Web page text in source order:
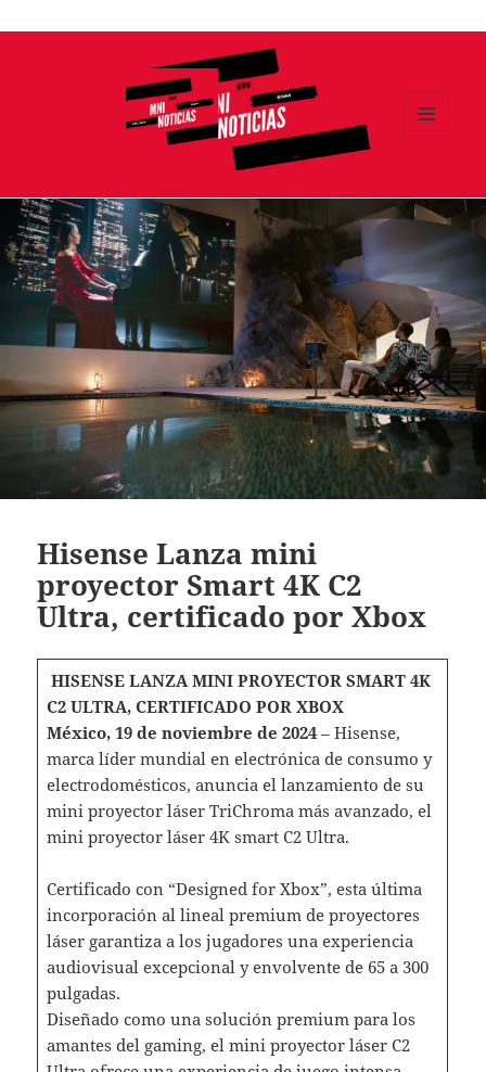
Ir
Hisense Lanza mini
proyector Smart 4K C2
Ultra, certificado por Xbox
HISENSE LANZA MINI PROYECTOR SMART 4K
C2 ULTRA, CERTIFICADO POR XBOX
México, 19 de noviembre de 2024– Hisense,
marca líder mundial en electrónica de consumo y
electrodomésticos, anuncia el lanzamiento de su
mini proyector láser TriChroma más avanzado, el
mini proyector láser 4K smart C2 Ultra.
Certificado con “Designed for Xbox”, esta última
incorporación al lineal premium de proyectores
láser garantiza a los jugadores una experiencia
audiovisual excepcional y envolvente de 65 a 300
pulgadas.
Diseñado como una solución premium para los
amantes del gaming, el mini proyector láser C2